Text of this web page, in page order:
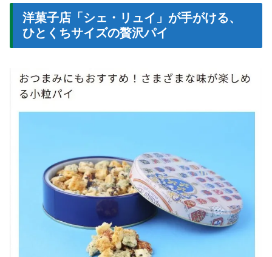
洋菓子店「シェ・リュイ」が手がける、
ひとくちサイズの贅沢パイ